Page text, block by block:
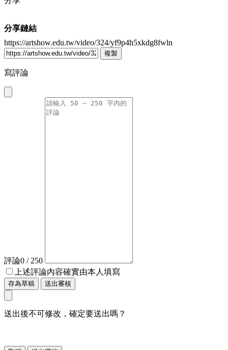
分享鏈結
https://artshow.edu.tw/video/324/yf9p4h5xkdg8fwln
複製
寫評論
評論0 / 250
上述評論內容確實由本人填寫
存為草稿 送出審核
送出後不可修改，確定要送出嗎？